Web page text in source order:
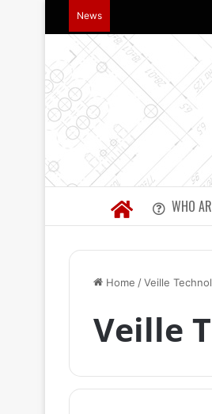
News
WHO
Home /Veille
Veille